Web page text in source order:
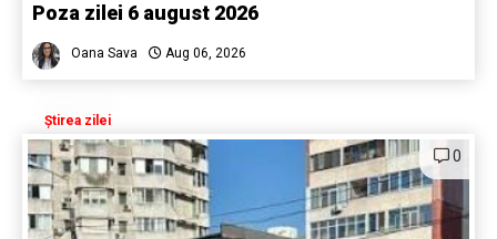
Poza zilei 6 august 2026
Oana Sava Aug 06, 2026
Știrea zilei
0